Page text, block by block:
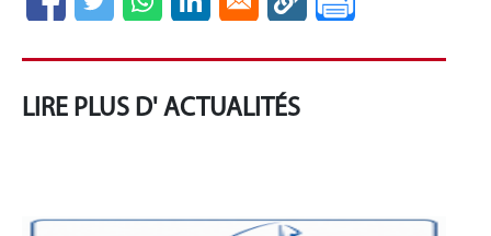
LIRE PLUS D' ACTUALITÉS